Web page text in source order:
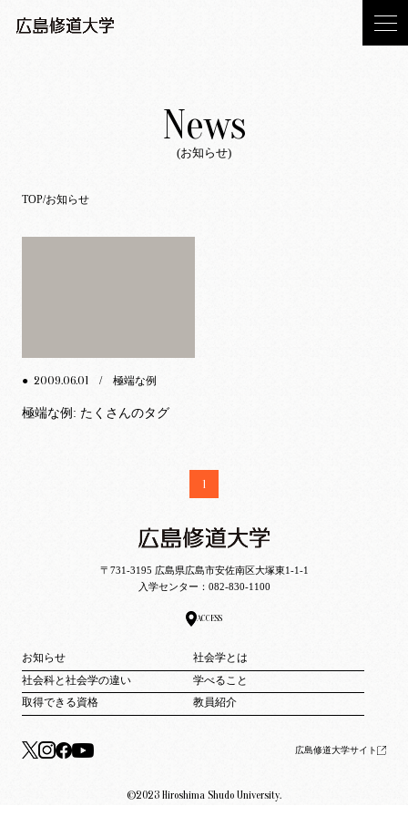
News
(お知らせ)
TOP お知らせ
● 2009.06.01 / 極端な例
極端な例: たくさんのタグ
1
〒731-3195 広島県広島市安佐南区大塚東1-1-1
入学センター： 082-830-1100
ACCESS
お知らせ
社会学とは
社会科と社会学の違い
学べること
取得できる資格
教員紹介
広島修道大学サイト
©2023 Hiroshima Shudo University.